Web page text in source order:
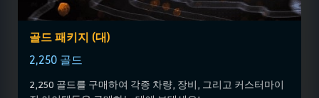
골드 패키지 (대)
2,250 골드
2,250 골드를 구매하여 각종 차량, 장비, 그리고 커스터마이